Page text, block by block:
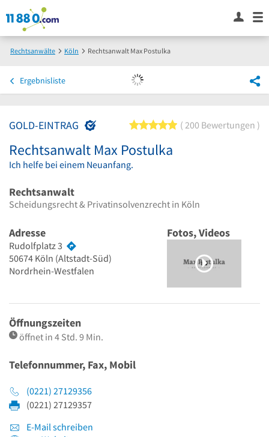
Rechtsanwälte Köln Rechtsanwalt Max Postulka
Ergebnisliste
GOLD-EINTRAG 5 von 5 Sternen
200 Bewertungen
Rechtsanwalt Max Postulka
Ich helfe bei einem Neuanfang.
Rechtsanwalt
Scheidungsrecht & Privatinsolvenzrecht in Köln
Adresse
Rudolfplatz 3
50674 Köln (Altstadt-Süd)
Nordrhein-Westfalen
Fotos, Videos
Öffnungszeiten
öffnet in 4 Std. 9 Min.
Telefonnummer, Fax, Mobil
(0221) 27129356
(0221) 27129357
E-Mail schreiben